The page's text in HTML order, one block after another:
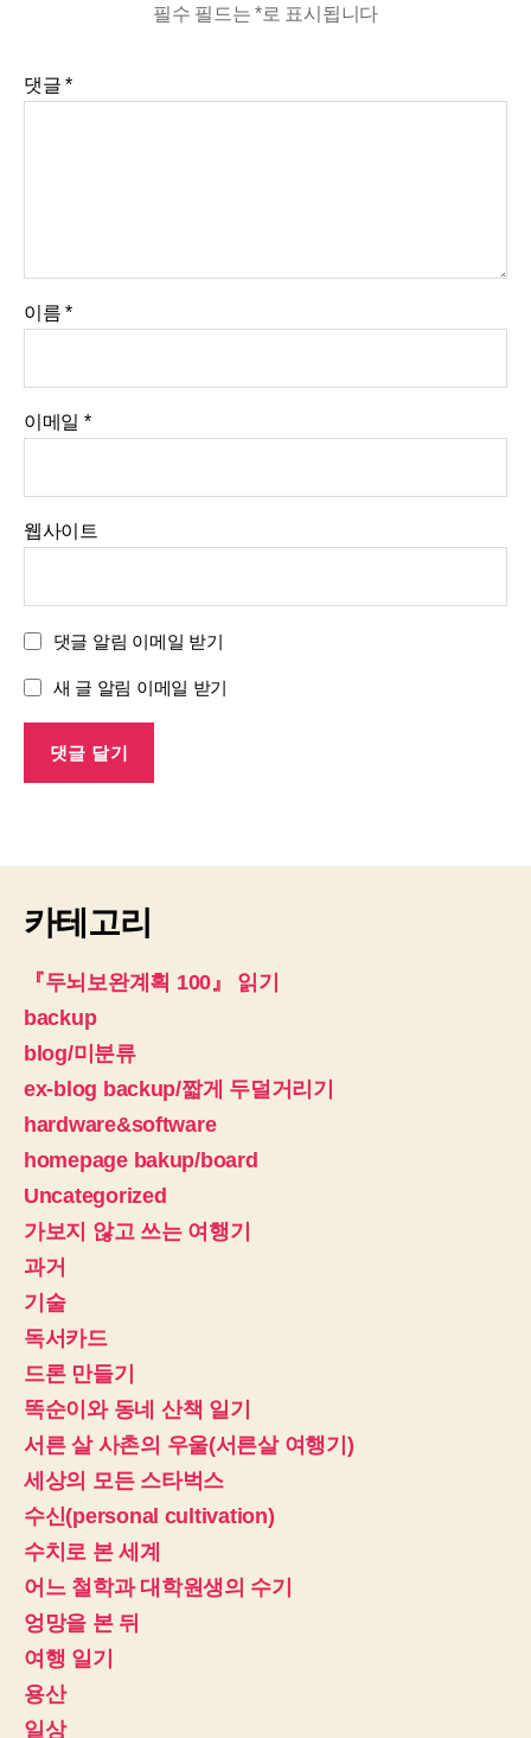
필수 필드는*로 표시됩니다
댓글*
이름*
이메일 *
웹사이트
댓글 알림 이메일 받기
새 글 알림 이메일 받기
카테고리
『두뇌보완계획 100』 읽기
backup
blog/미분류
ex-blog backup/짧게 두덜거리기
hardware&software
homepage bakup/board
Uncategorized
가보지 않고 쓰는 여행기
과거
기술
독서카드
드론 만들기
똑순이와 동네 산책 일기
서른 살 사촌의 우울(서른살 여행기)
세상의 모든 스타벅스
수신(personal cultivation)
수치로 본 세계
어느 철학과 대학원생의 수기
엉망을 본 뒤
여행 일기
용산
일상